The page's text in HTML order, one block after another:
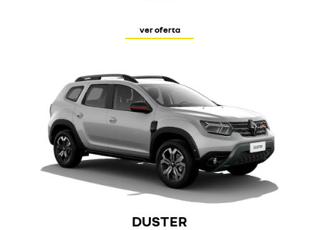
ver oferta
DUSTER